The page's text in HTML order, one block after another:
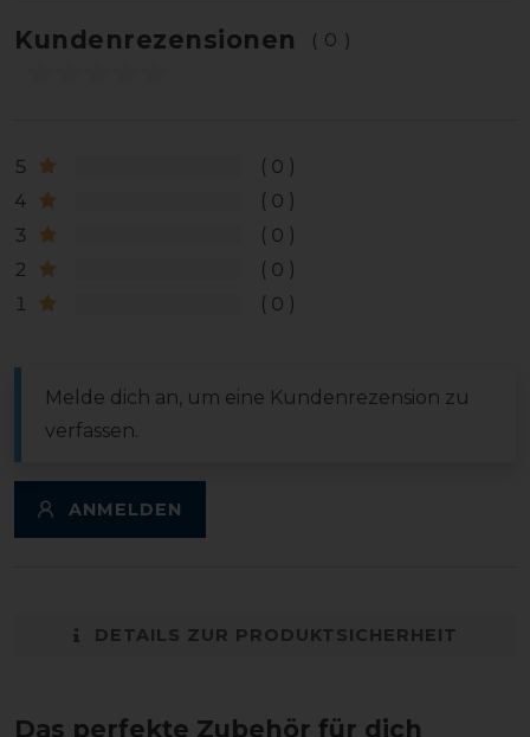
Kundenrezensionen (0)
5
0
4
0
3
0
2
0
1
0
Melde dich an, um eine Kundenrezension zu
verfassen.
ANMELDEN
DETAILS ZUR PRODUKTSICHERHEIT
Das perfekte Zubehör für dich